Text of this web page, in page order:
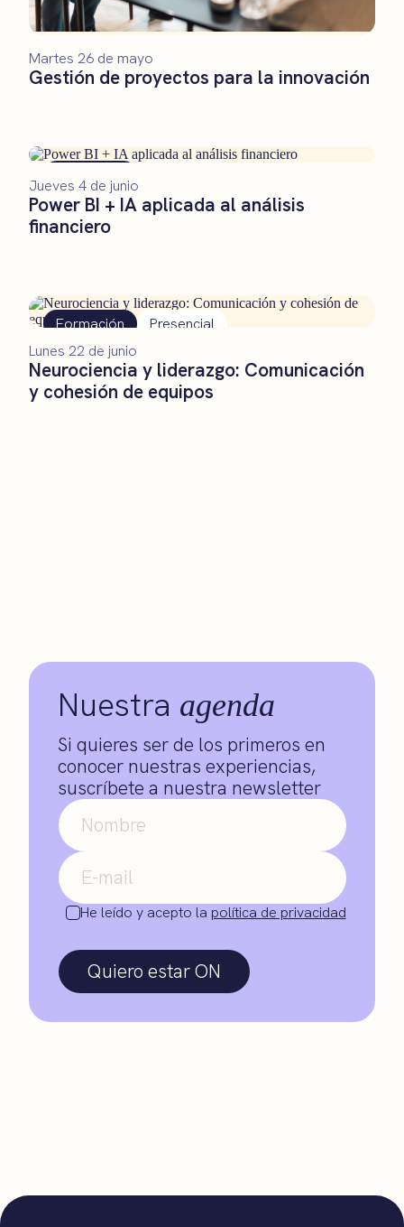
Gestión de proyectos para la innovación
Martes 26 de mayo
Power BI + IA aplicada al análisis
financiero
Jueves 4 de junio
Formación Presencial
Neurociencia y liderazgo: Comunicación
y cohesión de equipos
Lunes 22 de junio
Nuestra agenda
Si quieres ser de los primeros en
conocer nuestras experiencias,
suscríbete a nuestra newsletter
He leído y acepto la política de privacidad
Quiero estar ON